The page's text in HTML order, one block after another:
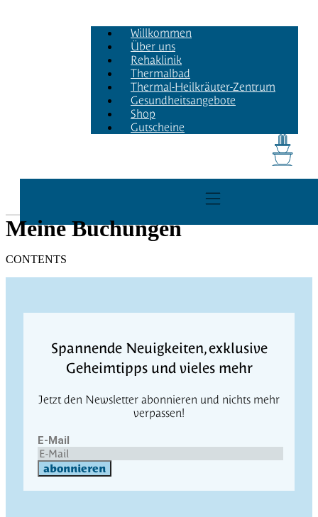
Willkommen
Über uns
Rehaklinik
Thermalbad
Thermal-Heilkräuter-Zentrum
Gesundheitsangebote
Shop
Gutscheine
Meine Buchungen
CONTENTS
Spannende Neuigkeiten, exklusive
Geheimtipps und vieles mehr
Jetzt den Newsletter abonnieren und nichts mehr
verpassen!
E-Mail
abonnieren